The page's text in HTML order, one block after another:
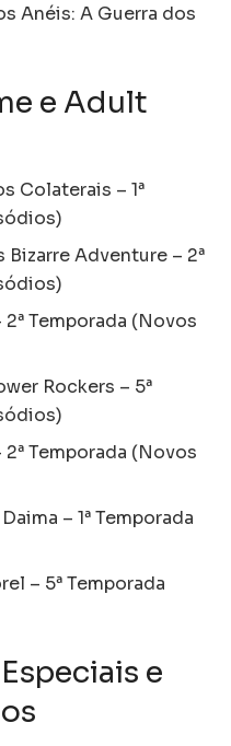
Anéis: A Guerra dos
e Adult
Colaterais – 1ª
Bizarre Adventure – 2ª
Temporada (Novos
Rockers – 5ª
Temporada (Novos
– 1ª Temporada
– 5ª Temporada
e